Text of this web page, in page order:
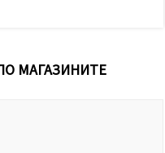
МАГАЗИНИТЕ